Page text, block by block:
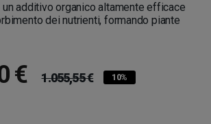
additivo organico altamente efficace
dei nutrienti, formando piante
€ 1.055,55 € 10%